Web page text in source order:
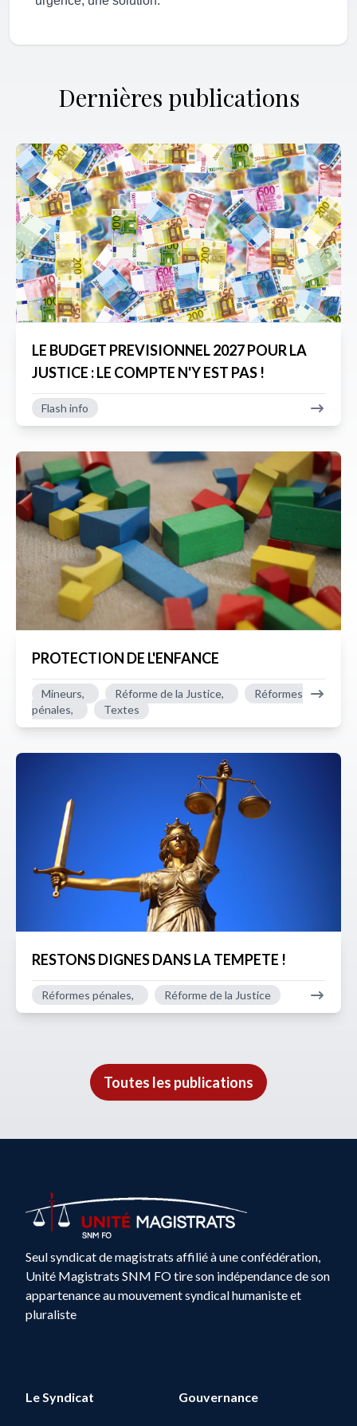
Dernières publications
LE BUDGET PREVISIONNEL 2027 POUR LA
JUSTICE : LE COMPTE N'Y EST PAS !
Flash info
PROTECTION DE L'ENFANCE
Mineurs, Réforme de la Justice,
Réformes
pénales,
Textes
RESTONS DIGNES DANS LA TEMPETE !
Réformes pénales, Réforme de la Justice
Toutes les publications
Seul syndicat de magistrats affilié à une confédération,
Unité Magistrats SNM FO tire son indépendance de son
appartenance au mouvement syndical humaniste et
pluraliste
Le Syndicat Gouvernance